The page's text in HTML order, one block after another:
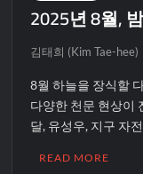
2025년 8월,
김태희 (Kim Tae-hee)
8월 하늘을 장식할
다양한 천문 현상이
달, 유성우, 지구 자
READ MORE